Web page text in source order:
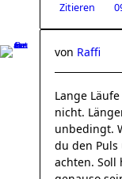
Zitieren
von Raffi
Lange
nicht.
unbedingt.
du den
achten. Soll